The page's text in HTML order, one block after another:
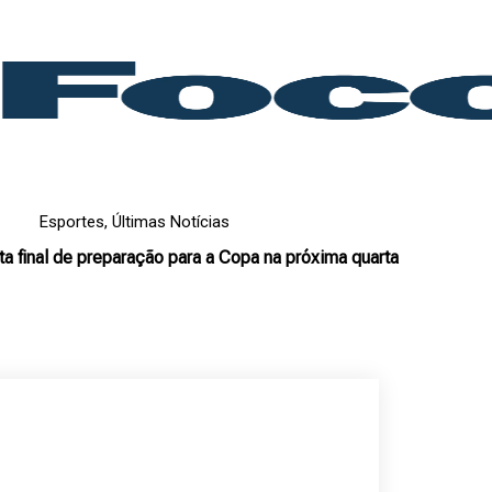
Esportes, Últimas Notícias
final de preparação para a Copa na próxima quarta